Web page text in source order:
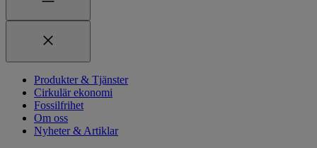
Produkter & Tjänster
Cirkulär ekonomi
Fossilfrihet
Om oss
Nyheter & Artiklar